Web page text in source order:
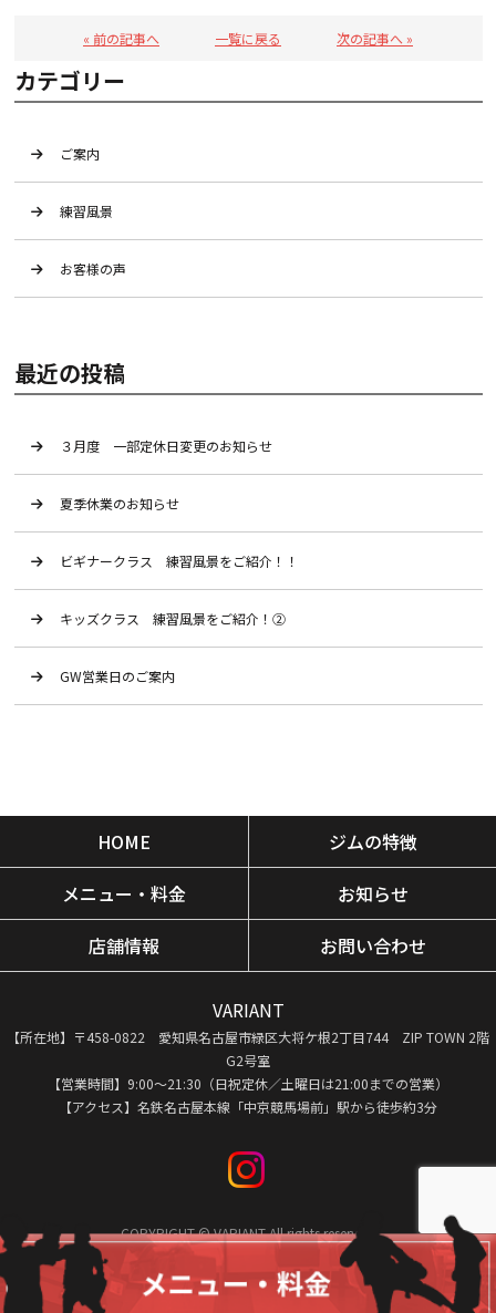
« 前の記事へ 一覧に戻る 次の記事へ »
カテゴリー
ご案内
練習風景
お客様の声
最近の投稿
３月度 一部定休日変更のお知らせ
夏季休業のお知らせ
ビギナークラス 練習風景をご紹介！！
キッズクラス 練習風景をご紹介！②
GW営業日のご案内
HOME
ジムの特徴
メニュー・料金
お知らせ
店舗情報
お問い合わせ
VARIANT
【所在地】〒458-0822 愛知県名古屋市緑区大将ケ根2丁目744 ZIP TOWN 2階
G2号室
【営業時間】9:00〜21:30（日祝定休／土曜日は21:00までの営業）
【アクセス】名鉄名古屋本線「中京競馬場前」駅から徒歩約3分
COPYRIGHT © VARIANT All rights reserved.